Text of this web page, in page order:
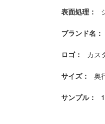
表面処理：
ブランド名：
ロゴ： カス
サイズ： 奥
サンプル：